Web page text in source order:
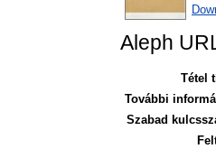
Aleph
Tétel
További
Szabad